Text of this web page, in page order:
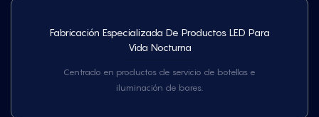
Fabricación Especializada De Productos LED Para
Vida Nocturna
Centrado en productos de servicio de botellas e
iluminación de bares.